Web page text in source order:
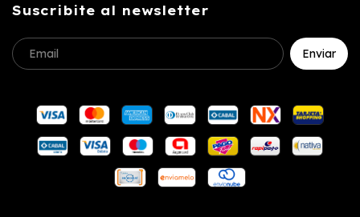
Suscribite al newsletter